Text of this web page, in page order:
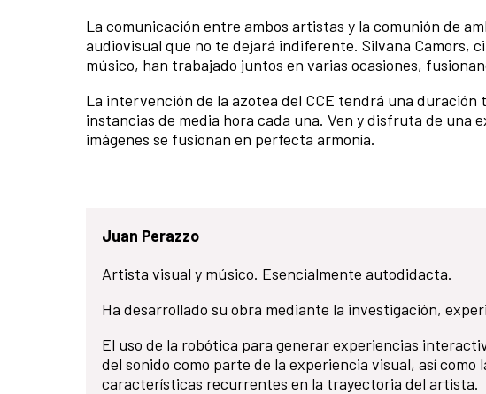
La comunicación entre ambos artistas y la comunión de
audiovisual que no te dejará indiferente. Silvana Camors,
músico, han trabajado juntos en varias ocasiones,
La intervención de la azotea del CCE tendrá una
instancias de media hora cada una. Ven y disfruta de una
imágenes se fusionan en perfecta armonía.
Juan Perazzo
Artista visual y músico. Esencialmente autodidacta.
Ha desarrollado su obra mediante la investigación,
El uso de la robótica para generar experiencias
del sonido como parte de la experiencia visual, así
características recurrentes en la trayectoria del artista.